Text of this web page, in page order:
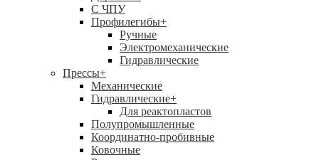
С ЧПУ
Профилегибы+
Ручные
Электромеханические
Гидравлические
Прессы+
Механические
Гидравлические+
Для реактопластов
Полупромышленные
Координатно-пробивные
Ковочные